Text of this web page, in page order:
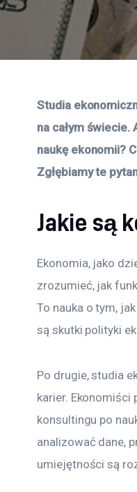
Studia
na całym
naukę ekonomii?
Zgłębiamy te
Jakie są
Ekonomia, jako
zrozumieć, jak
To nauka o tym,
są skutki polityki
Po drugie, studia
karier. Ekonomiści
konsultingu po
analizować dane,
umiejętności są